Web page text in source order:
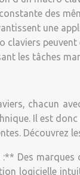
des
une
claviers
les tâches
chacun
Il est
Découvrez
Des marques
logicielle